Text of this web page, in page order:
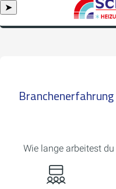
➤
Branchenerfahrung
Wie lange arbeitest